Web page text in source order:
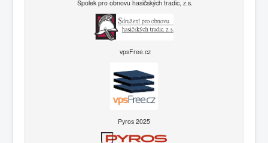
Spolek pro obnovu hasičských tradic, z.s.
vpsFree.cz
Pyros 2025